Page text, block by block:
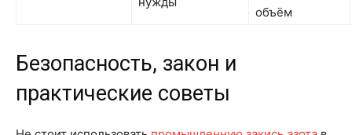
объём
Безопасность, закон и
практические советы